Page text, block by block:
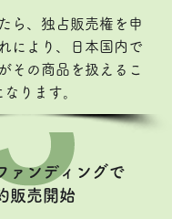
ら、独占販売権を申
により、日本国内で
その商品を扱えるこ
なります。
ァンディングで
販売開始